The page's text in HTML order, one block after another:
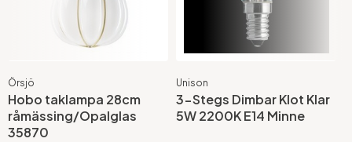
Örsjö
Hobo taklampa 28cm
råmässing/Opalglas
35870
Unison
3-Stegs Dimbar Klot Klar
5W 2200K E14 Minne